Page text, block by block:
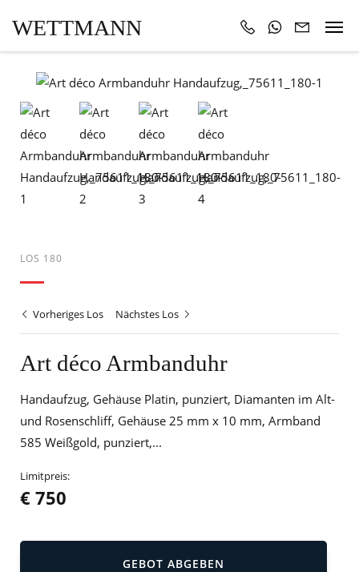
WETTMANN
LOS 180
Vorheriges Los Nächstes Los
Art déco Armbanduhr
Handaufzug, Gehäuse Platin, punziert, Diamanten im Alt-
und Rosenschliff, Gehäuse 25 mm x 10 mm, Armband
585 Weißgold, punziert,...
Limitpreis:
€ 750
GEBOT ABGEBEN